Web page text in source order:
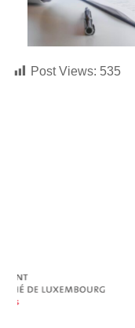
Post Views: 535